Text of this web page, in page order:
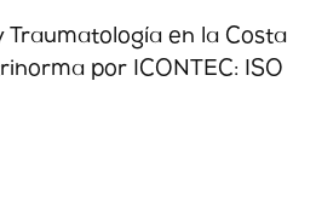
en la Costa
por ICONTEC: ISO